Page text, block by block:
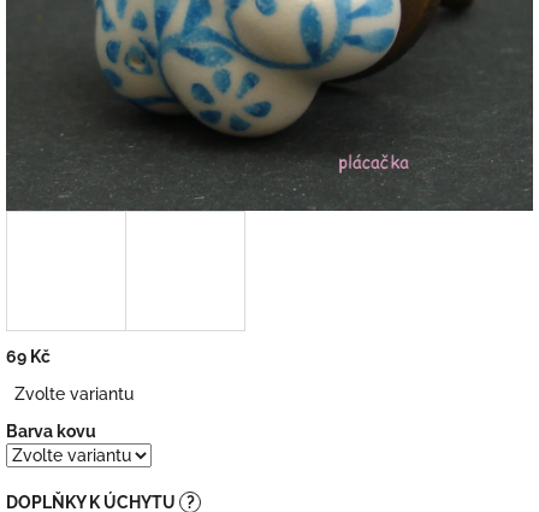
69 Kč
cena:
Zvolte variantu
Barva kovu
DOPLŇKY K ÚCHYTU ?